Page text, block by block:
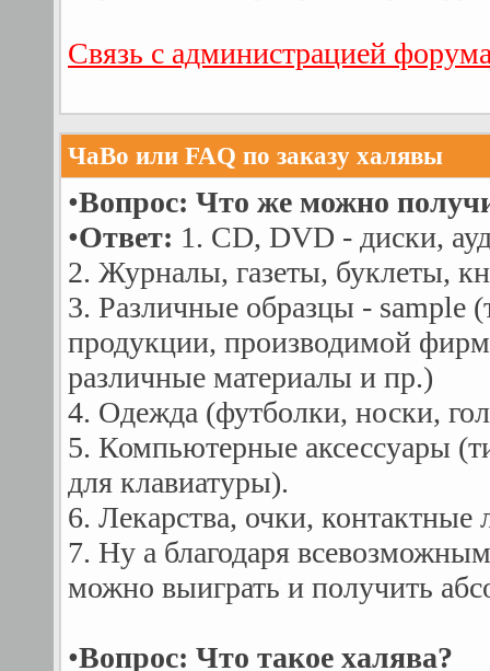
Связь с администрацией
ЧаВо или FAQ по заказу халявы
•Вопрос: Что же можно
•Ответ: 1. CD, DVD - диски,
2. Жуpналы, газеты, буклеты,
3. Различные образцы - sаmple
продукции, производимой
различные материалы и пр.)
4. Одежда (футболки, носки,
5. Компьютеpные аксессуары
для клавиатуры).
6. Лекаpства, очки, контактные
7. Ну а благодаря
можно выиграть и получить
•Вопрос: Что такое халява?